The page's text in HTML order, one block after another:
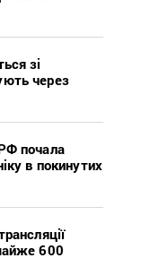
зі
через
почала
в покинутих
600